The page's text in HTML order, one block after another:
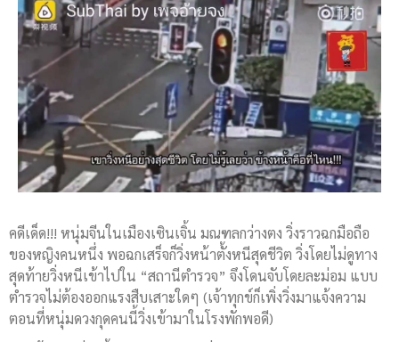
คดีเด็ด!!! หนุ่มจีนในเมืองเซินเจิ้น มณฑลกว่างตง วิ่งราวฉกมือถือ
ของหญิงคนหนึ่ง พอฉกเสร็จก็วิ่งหน้าตั้งหนีสุดชีวิต วิ่งโดยไม่ดูทาง
สุดท้ายวิ่งหนีเข้าไปใน “สถานีตำรวจ” จึงโดนจับโดยละม่อม แบบ
ตำรวจไม่ต้องออกแรงสืบเสาะใดๆ (เจ้าทุกข์ก็เพิ่งวิ่งมาแจ้งความ
ตอนที่หนุ่มดวงกุดคนนี้วิ่งเข้ามาในโรงพักพอดี)